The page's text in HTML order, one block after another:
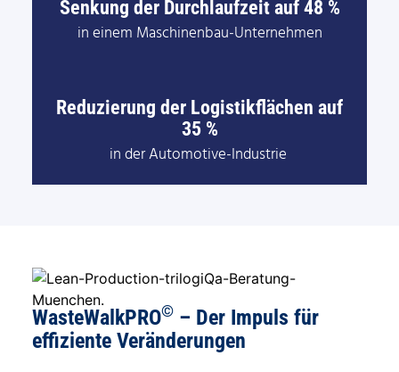
Senkung der Durchlaufzeit auf 48 %
in einem Maschinenbau-Unternehmen
Reduzierung der Logistikflächen auf
35 %
in der Automotive-Industrie
WasteWalkPRO©– Der Impuls für
effiziente Veränderungen